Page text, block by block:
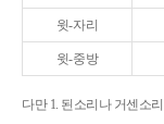
윗-자리
윗-중방
다만 1. 된소리나 거센소